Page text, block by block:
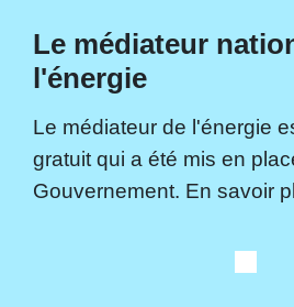
Le médiateur
l'énergie
Le médiateur de l'énergie
gratuit qui a été mis en
Gouvernement. En savoir